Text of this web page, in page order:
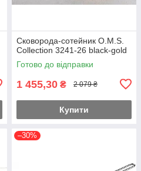
Сковорода-сотейник O.M.S.
Collection 3241-26 black-gold
Готово до відправки
1 455,30 ₴ 2 079 ₴
Купити
–30%